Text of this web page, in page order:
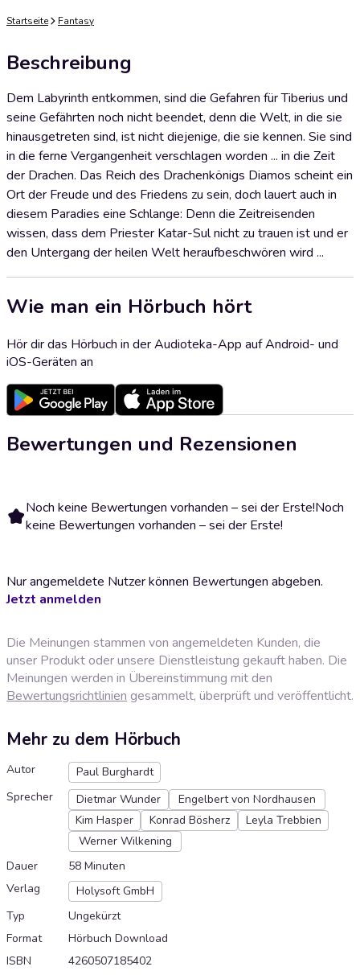
Startseite Fantasy
Beschreibung
Dem Labyrinth entkommen, sind die Gefahren für Tiberius und
seine Gefährten noch nicht beendet, denn die Welt, in die sie
hinausgetreten sind, ist nicht diejenige, die sie kennen. Sie sind
in die ferne Vergangenheit verschlagen worden ... in die Zeit
der Drachen. Das Reich des Drachenkönigs Diamos scheint ein
Ort der Freude und des Friedens zu sein, doch lauert auch in
diesem Paradies eine Schlange: Denn die Zeitreisenden
wissen, dass dem Priester Katar-Sul nicht zu trauen ist und er
den Untergang der heilen Welt heraufbeschwören wird ...
Wie man ein Hörbuch hört
Hör dir das Hörbuch in der Audioteka-App auf Android- und
iOS-Geräten an
Bewertungen und Rezensionen
Noch keine Bewertungen vorhanden – sei der Erste!Noch
keine Bewertungen vorhanden – sei der Erste!
Nur angemeldete Nutzer können Bewertungen abgeben.
Jetzt anmelden
Die Meinungen stammen von angemeldeten Kunden, die
unser Produkt oder unsere Dienstleistung gekauft haben. Die
Meinungen werden in Übereinstimmung mit den
Bewertungsrichtlinien gesammelt, überprüft und veröffentlicht.
Mehr zu dem Hörbuch
Autor
Paul Burghardt
Sprecher
Dietmar Wunder
Engelbert von Nordhausen
Kim Hasper
Konrad Bösherz
Leyla Trebbien
Werner Wilkening
Dauer
58 Minuten
Verlag
Holysoft GmbH
Typ
Ungekürzt
Format
Hörbuch Download
ISBN
4260507185402